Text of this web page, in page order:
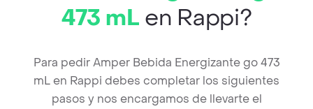
473 mL en Rappi?
Para pedir Amper Bebida Energizante go 473
mL en Rappi debes completar los siguientes
pasos y nos encargamos de llevarte el